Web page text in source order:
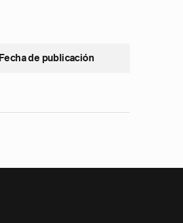
Fecha de publicación